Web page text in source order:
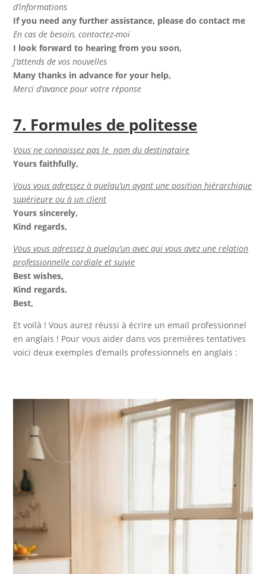
d’informations
If you need any further assistance, please do contact me
En cas de besoin, contactez-moi
I look forward to hearing from you soon,
J’attends de vos nouvelles
Many thanks in advance for your help,
Merci d’avance pour votre réponse
7. Formules de politesse
Vous ne connaissez pas le nom du destinataire
Yours faithfully,
Vous vous adressez à quelqu’un ayant une position hiérarchique
supérieure ou à un client
Yours sincerely,
Kind regards,
Vous vous adressez à quelqu’un avec qui vous avez une relation
professionnelle cordiale et suivie
Best wishes,
Kind regards,
Best,
Et voilà ! Vous aurez réussi à écrire un email professionnel
en anglais ! Pour vous aider dans vos premières tentatives
voici deux exemples d’emails professionnels en anglais :